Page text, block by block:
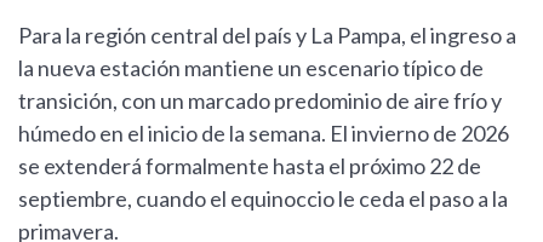
Para la región central del país y La Pampa, el ingreso a
la nueva estación mantiene un escenario típico de
transición, con un marcado predominio de aire frío y
húmedo en el inicio de la semana. El invierno de 2026
se extenderá formalmente hasta el próximo 22 de
septiembre, cuando el equinoccio le ceda el paso a la
primavera.